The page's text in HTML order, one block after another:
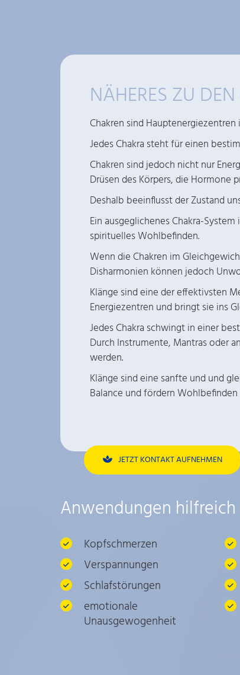
NÄHERES ZU
Chakren sind
Jedes Chakra steht für einen
Chakren sind jedoch nicht nur
Drüsen des Körpers, die Hormone
Deshalb beeinflusst der Zustand
Ein ausgeglichenes Chakra-
spirituelles Wohlbefinden.
Wenn die Chakren im
Disharmonien können jedoch
Klänge sind eine der effektivsten
Energiezentren und bringt sie ins
Jedes Chakra schwingt in einer
Durch Instrumente, Mantras oder
werden.
Klänge sind eine sanfte und und
Balance und fördern
JETZT KONTAKT AUFNEHMEN
Anwendungen
Kopfschmerzen
Verspannungen
Schlafstörungen
emotionale
Unausgewogenheit